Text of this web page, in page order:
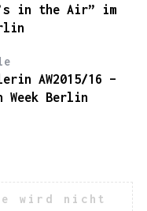
in the Air” im
AW2015/16 –
Week Berlin
wird nicht